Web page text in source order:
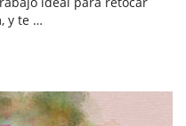
y te …